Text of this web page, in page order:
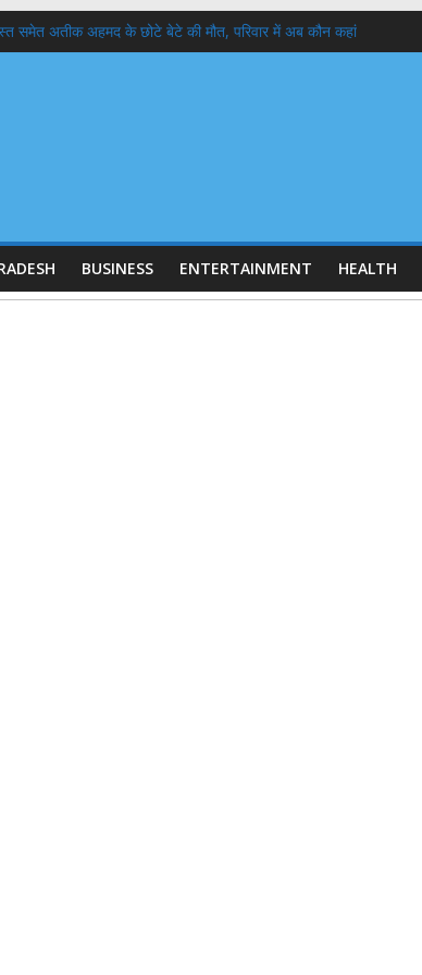
समेत अतीक अहमद के छोटे बेटे की मौत, परिवार में अब कौन कहां
BUSINESS ENTERTAINMENT HEALTH